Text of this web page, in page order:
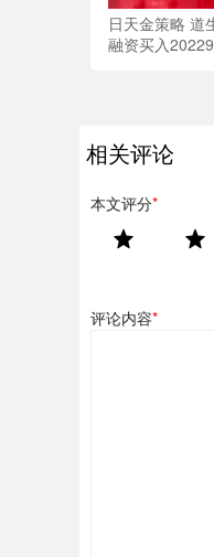
日天金策略 道
融资买入
相关评论
本文评分*
评论内容*